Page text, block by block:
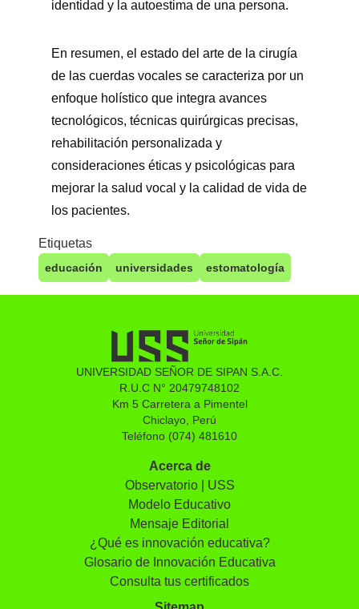
identidad y la autoestima de una persona.
En resumen, el estado del arte de la cirugía
de las cuerdas vocales se caracteriza por un
enfoque holístico que integra avances
tecnológicos, técnicas quirúrgicas precisas,
rehabilitación personalizada y
consideraciones éticas y psicológicas para
mejorar la salud vocal y la calidad de vida de
los pacientes.
Etiquetas
educación universidades estomatología
UNIVERSIDAD SEÑOR DE SIPAN S.A.C.
R.U.C N° 20479748102
Km 5 Carretera a Pimentel
Chiclayo, Perú
Teléfono (074) 481610
Acerca de
Observatorio | USS
Modelo Educativo
Mensaje Editorial
¿Qué es innovación educativa?
Glosario de Innovación Educativa
Consulta tus certificados